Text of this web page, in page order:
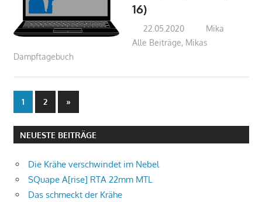
16)
22.05.2020
Mika
Alle Beiträge, Mikas
Dampftagebuch
Beitragsnavigation
1 2
Nächste
Beiträge
»
NEUESTE BEITRÄGE
Die Krähe verschwindet im Nebel
SQuape A[rise] RTA 22mm MTL
Das schmeckt der Krähe